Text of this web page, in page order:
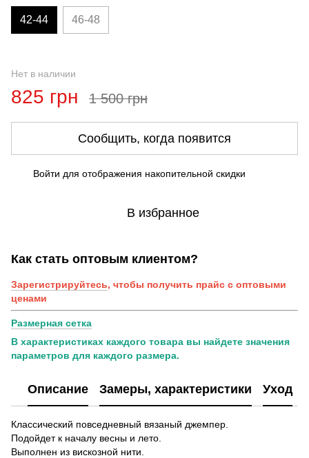
42-44 46-48
Нет в наличии
825 грн 1 500 грн
Сообщить, когда появится
Войти для отображения накопительной скидки
В избранное
Как стать оптовым клиентом?
Зарегистрируйтесь, чтобы получить прайс с оптовыми
ценами
Размерная сетка
В характеристиках каждого товара вы найдете значения
параметров для каждого размера.
Описание Замеры, характеристики Уход
Классический повседневный вязаный джемпер.
Подойдет к началу весны и лето.
Выполнен из вискозной нити.